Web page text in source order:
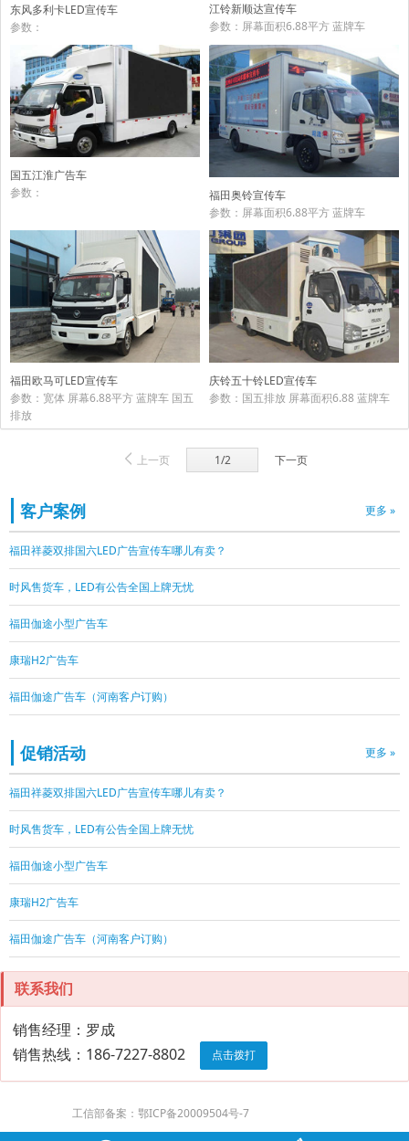
东风多利卡LED宣传车
参数：
江铃新顺达宣传车
参数：屏幕面积6.88平方 蓝牌车
国五江淮广告车
参数：
福田奥铃宣传车
参数：屏幕面积6.88平方 蓝牌车
福田欧马可LED宣传车
参数：宽体 屏幕6.88平方 蓝牌车 国五
排放
庆铃五十铃LED宣传车
参数：国五排放 屏幕面积6.88 蓝牌车
上一页 1/2 下一页
客户案例 更多 »
福田祥菱双排国六LED广告宣传车哪儿有卖？
时风售货车，LED有公告全国上牌无忧
福田伽途小型广告车
康瑞H2广告车
福田伽途广告车（河南客户订购）
促销活动 更多 »
福田祥菱双排国六LED广告宣传车哪儿有卖？
时风售货车，LED有公告全国上牌无忧
福田伽途小型广告车
康瑞H2广告车
福田伽途广告车（河南客户订购）
联系我们
销售经理：罗成
销售热线：186-7227-8802
点击拨打
工信部备案：鄂ICP备20009504号-7